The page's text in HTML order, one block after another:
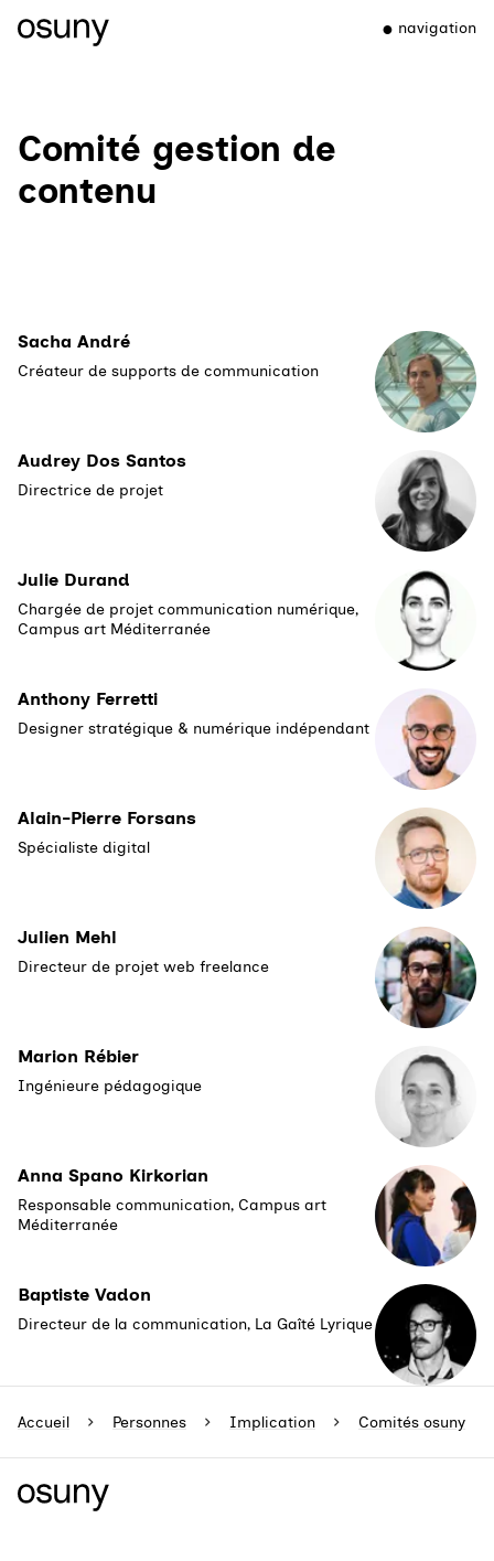
navigation
Comité gestion de
contenu
Sacha André
Créateur de supports de communication
Audrey Dos Santos
Directrice de projet
Julie Durand
Chargée de projet communication numérique,
Campus art Méditerranée
Anthony Ferretti
Designer stratégique & numérique indépendant
Alain-Pierre Forsans
Spécialiste digital
Julien Mehl
Directeur de projet web freelance
Marion Rébier
Ingénieure pédagogique
Anna Spano Kirkorian
Responsable communication, Campus art
Méditerranée
Baptiste Vadon
Directeur de la communication, La Gaîté Lyrique
Accueil Personnes Implication Comités osuny